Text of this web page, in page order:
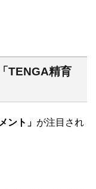
TENGA精育
ント」 が注目され